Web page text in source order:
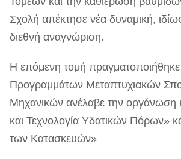
Σχολή απέκτησε νέα δυναμική,
διεθνή αναγνώριση.
Η επόμενη τομή
Προγραμμάτων Μεταπτυχιακών
Μηχανικών ανέλαβε την οργάνωση
και Τεχνολογία Υδατικών Πόρων»
των Κατασκευών»